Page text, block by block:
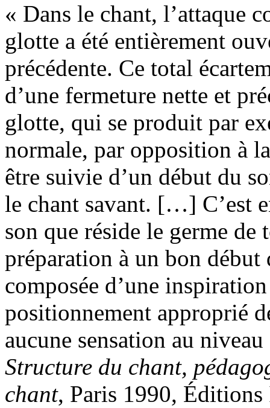
« Dans le chant, l’attaque
glotte a été entièrement
précédente. Ce total
d’une fermeture nette et
glotte, qui se produit par
normale, par opposition à
être suivie d’un début du
le chant savant. […] C’est
son que réside le germe
préparation à un bon
composée d’une
positionnement approprié
aucune sensation au
Structure du chant,
chant, Paris 1990,